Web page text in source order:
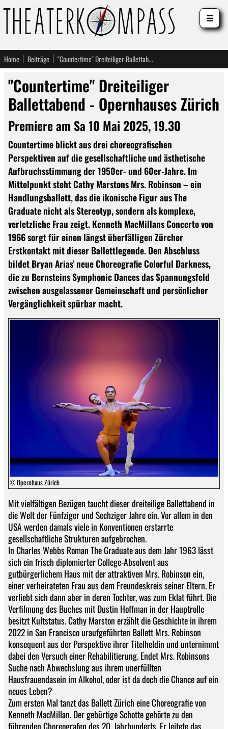
Home Beiträge "Countertime" Dreiteiliger Ballettabend - Opernhauses Zürich
"Countertime" Dreiteiliger
Ballettabend - Opernhauses Zürich
Premiere am Sa 10 Mai 2025, 19.30
Countertime blickt aus drei choreografischen
Perspektiven auf die gesellschaftliche und ästhetische
Aufbruchsstimmung der 1950er- und 60er-Jahre. Im
Mittelpunkt steht Cathy Marstons Mrs. Robinson – ein
Handlungsballett, das die ikonische Figur aus The
Graduate nicht als Stereotyp, sondern als komplexe,
verletzliche Frau zeigt. Kenneth MacMillans Concerto von
1966 sorgt für einen längst überfälligen Zürcher
Erstkontakt mit dieser Ballettlegende. Den Abschluss
bildet Bryan Arias’ neue Choreografie Colorful Darkness,
die zu Bernsteins Symphonic Dances das Spannungsfeld
zwischen ausgelassener Gemeinschaft und persönlicher
Vergänglichkeit spürbar macht.
© Opernhaus Zürich
Mit vielfältigen Bezügen taucht dieser dreiteilige Ballettabend in
die Welt der Fünfziger und Sechziger Jahre ein. Vor allem in den
USA werden damals viele in Konventionen erstarrte
gesellschaftliche Strukturen aufgebrochen.
In Charles Webbs Roman The Graduate aus dem Jahr 1963 lässt
sich ein frisch diplomierter College-Absolvent aus
gutbürgerlichem Haus mit der attraktiven Mrs. Robinson ein,
einer verheirateten Frau aus dem Freundeskreis seiner Eltern. Er
verliebt sich dann aber in deren Tochter, was zum Eklat führt. Die
Verfilmung des Buches mit Dustin Hoffman in der Hauptrolle
besitzt Kultstatus. Cathy Marston erzählt die Geschichte in ihrem
2022 in San Francisco uraufgeführten Ballett Mrs. Robinson
konsequent aus der Perspektive ihrer Titelheldin und unternimmt
dabei den Versuch einer Rehabilitierung. Endet Mrs. Robinsons
Suche nach Abwechslung aus ihrem unerfüllten
Hausfrauendasein im Alkohol, oder ist da doch die Chance auf ein
neues Leben?
Zum ersten Mal tanzt das Ballett Zürich eine Choreografie von
Kenneth MacMillan. Der gebürtige Schotte gehörte zu den
führenden Choreografen des 20. Jahrhunderts. Er leitete das
☰